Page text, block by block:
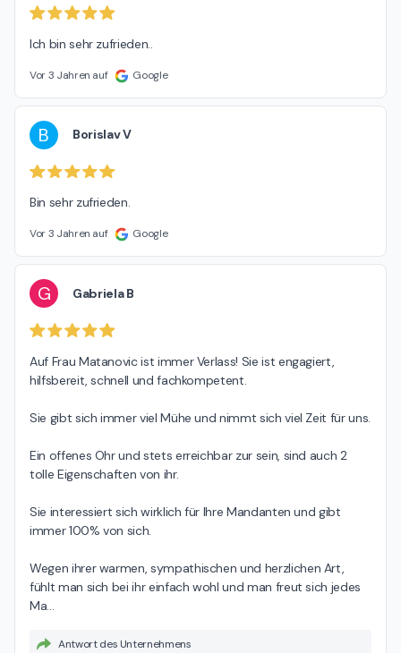
Ich bin sehr zufrieden..
Vor 3 Jahren auf Google
B Borislav V
Bin sehr zufrieden.
Vor 3 Jahren auf Google
G Gabriela B
Auf Frau Matanovic ist immer Verlass! Sie ist engagiert,
hilfsbereit, schnell und fachkompetent.
Sie gibt sich immer viel Mühe und nimmt sich viel Zeit für uns.
Ein offenes Ohr und stets erreichbar zur sein, sind auch 2
tolle Eigenschaften von ihr.
Sie interessiert sich wirklich für Ihre Mandanten und gibt
immer 100% von sich.
Wegen ihrer warmen, sympathischen und herzlichen Art,
fühlt man sich bei ihr einfach wohl und man freut sich jedes
Ma…
Antwort des Unternehmens